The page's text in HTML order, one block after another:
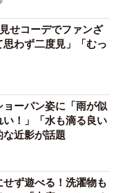
せコーデでファンざ
わず二度見」「むっ
ーパン姿に「雨が似
！」「水も滴る良い
近影が話題
せず遊べる！洗濯物も